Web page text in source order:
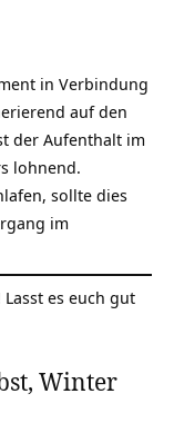
in Verbindung
auf den
der Aufenthalt im
lohnend.
sollte dies
im
es euch gut
Winter